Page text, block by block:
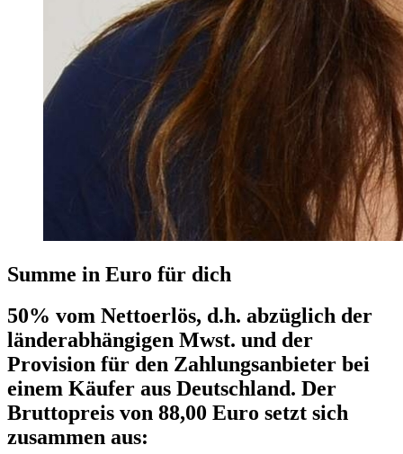
Summe in Euro für dich
50% vom Nettoerlös, d.h. abzüglich der
länderabhängigen Mwst. und der
Provision für den Zahlungsanbieter bei
einem Käufer aus Deutschland. Der
Bruttopreis von 88,00 Euro setzt sich
zusammen aus: